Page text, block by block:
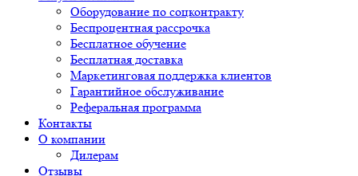
Оборудование по соцконтракту
Беспроцентная рассрочка
Бесплатное обучение
Бесплатная доставка
Маркетинговая поддержка клиентов
Гарантийное обслуживание
Реферальная программа
Контакты
О компании
Дилерам
Отзывы